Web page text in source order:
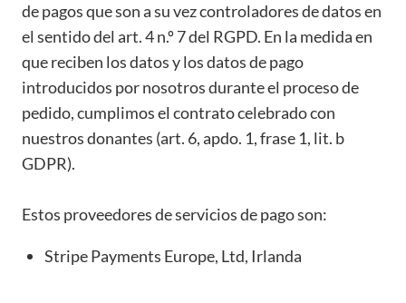
de pagos que son a su vez controladores de datos en
el sentido del art. 4 n.º 7 del RGPD. En la medida en
que reciben los datos y los datos de pago
introducidos por nosotros durante el proceso de
pedido, cumplimos el contrato celebrado con
nuestros donantes (art. 6, apdo. 1, frase 1, lit. b
GDPR).
Estos proveedores de servicios de pago son:
Stripe Payments Europe, Ltd, Irlanda